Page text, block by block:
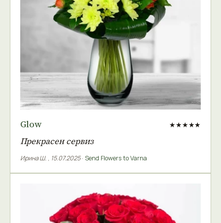
Glow ★★★★★
Прекрасен сервиз
Ирина Ш. , 15.07.2025· Send Flowers to Varna